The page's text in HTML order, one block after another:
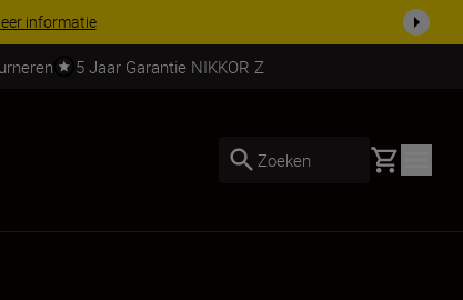
informatie
5 Jaar Garantie NIKKOR Z
Zoeken Basket